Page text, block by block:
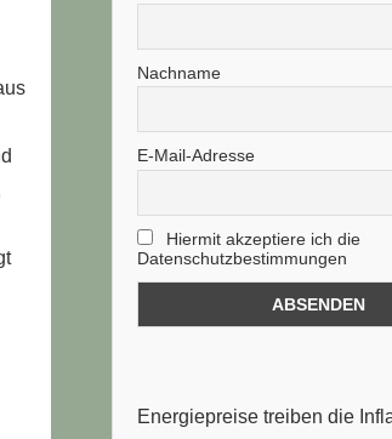
Nachname
E-Mail-Adresse
Hiermit akzeptiere ich die
Datenschutzbestimmungen
Energiepreise treiben die